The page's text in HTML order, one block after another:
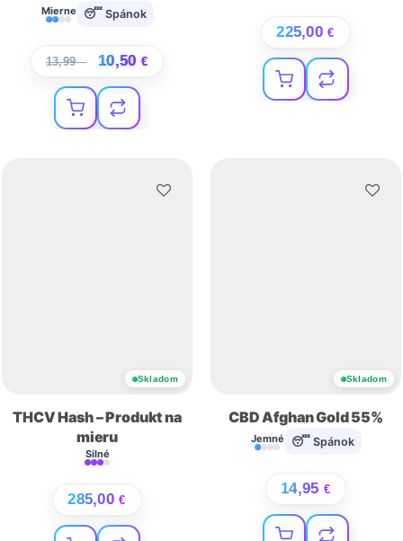
Mierne 😴 Spánok
13,99€ 10,50 €
225,00€
Skladom
THCV Hash – Produkt na
mieru
Silné
285,00€
Skladom
CBD Afghan Gold 55%
Jemné 😴 Spánok
14,95 €